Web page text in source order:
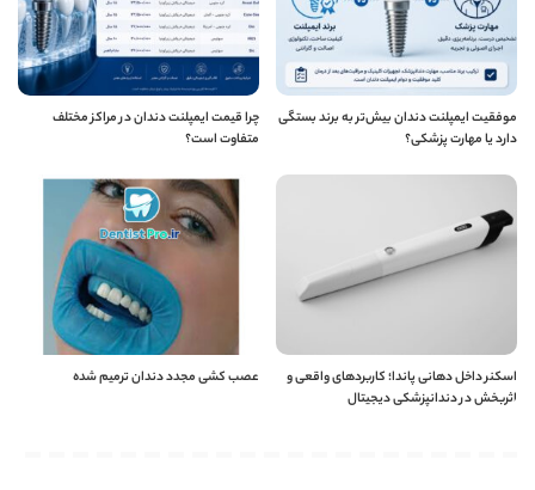
موفقیت ایمپلنت دندان بیش‌تر به برند بستگی
دارد یا مهارت پزشکی؟
چرا قیمت ایمپلنت دندان در مراکز مختلف
متفاوت است؟
اسکنر داخل دهانی پاندا؛ کاربردهای واقعی و
اثربخش در دندانپزشکی دیجیتال
عصب کشی مجدد دندان ترمیم شده